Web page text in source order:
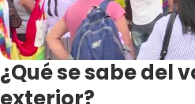
¿Qué se sabe del